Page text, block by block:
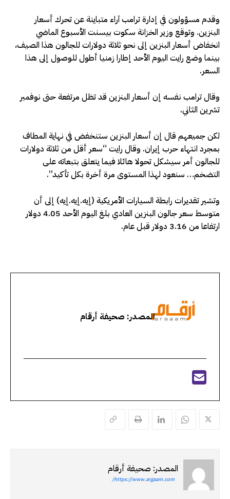
وقدم ‌مسؤولون في إدارة ترامب ​آراء متباينة عن ‌تحرك أسعار
البنزين. وتوقع وزير الخزانة ‌سكوت بيسنت الأسبوع الماضي
انخفاض أسعار البنزين إلى نحو ثلاثة دولارات للجالون هذا الصيف،
بينما وضع رايت اليوم الأحد إطارا زمنيا أطول ‌للوصول إلى هذا
السعر.
وقال ترامب نفسه إن أسعار البنزين قد ⁠تظل ⁠مرتفعة حتى نوفمبر
تشرين الثاني.
لكن جميعهم قال إن أسعار البنزين ستنخفض في نهاية المطاف
بمجرد انتهاء حرب إيران. وقال رايت “سعر أقل من ثلاثة دولارات
للجالون أمر سيشكل تحولا هائلا فيما يتعلق بتبعاته على
التضخم… سنعود لهذا المستوى مرة أخرة بكل تأكيد”.
وتشير تقديرات رابطة السيارات الأمريكية (إيه.إيه.إيه) إلى أن
متوسط سعر جالون ​البنزين العادي بلغ ​اليوم الأحد 4.05 دولار
ارتفاعا من 3.16 دولار قبل عام.
المصدر: صحيفة أرقام
المصدر: صحيفة أرقام
https://www.argaam.com/